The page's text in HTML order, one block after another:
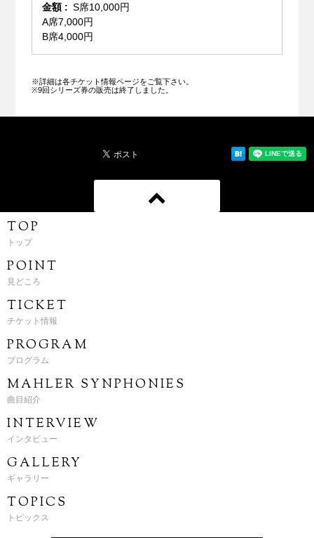
S席10,000円
A席7,000円
B席4,000円
※詳細は各チケット情報ページをご覧下さい。
※9回シリーズ券の販売は終了しました。
TOP
トップ
POINT
見どころ
TICKET
チケット情報
PROGRAM
プログラム
MAHLER SYNPHONIES
曲目紹介
INTERVIEW
インタビュー
GALLERY
ギャラリー
TOPICS
トピックス